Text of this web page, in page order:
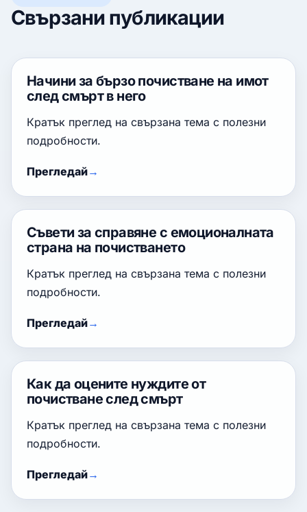
Свързани публикации
Начини за бързо почистване на имот
след смърт в него
Кратък преглед на свързана тема с полезни
подробности.
Прегледай
Съвети за справяне с емоционалната
страна на почистването
Кратък преглед на свързана тема с полезни
подробности.
Прегледай
Как да оцените нуждите от
почистване след смърт
Кратък преглед на свързана тема с полезни
подробности.
Прегледай